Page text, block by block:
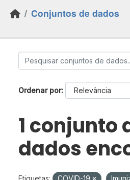
Conjuntos de dados
Ordenar por
1 conjunto
dados
Etiquetas: COVID-19